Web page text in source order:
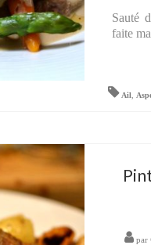
Sauté
faite
Ail
par